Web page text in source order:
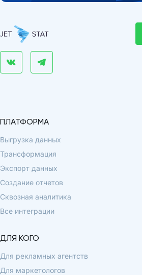
ПЛАТФОРМА
Выгрузка данных
Трансформация
Экспорт данных
Создание отчетов
Сквозная аналитика
Все интеграции
ДЛЯ КОГО
Для рекламных агентств
Для маркетологов